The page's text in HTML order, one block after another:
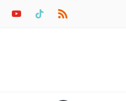
youtube tiktok rss